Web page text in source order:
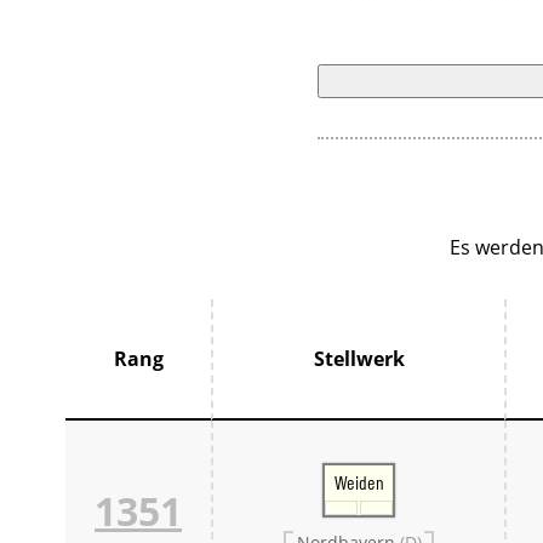
Es
Rang Stellwerk
1351
Weiden